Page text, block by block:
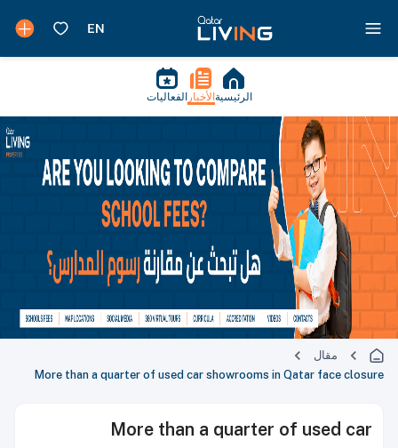
الرئيسية الأخبار الفعاليات
مقال
More than a quarter of used car showrooms in Qatar face closure
More than a quarter of used car